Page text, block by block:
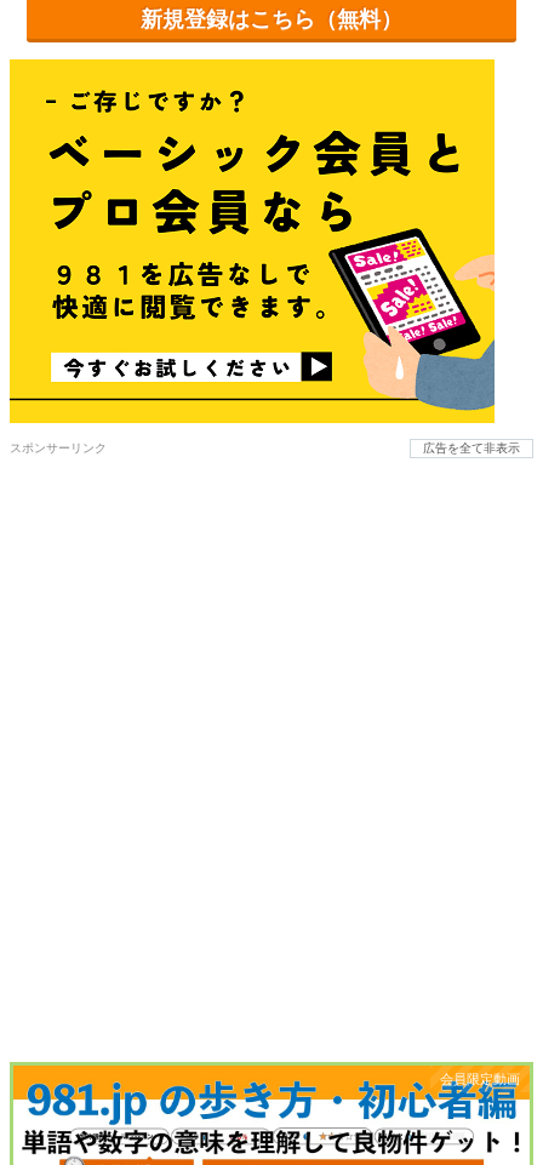
新規登録はこちら（無料）
スポンサーリンク 広告を全て非表示